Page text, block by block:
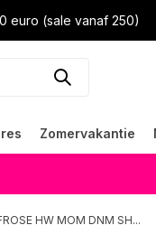
euro (sale vanaf 250)
Zomervakantie
HW MOM DNM SH...